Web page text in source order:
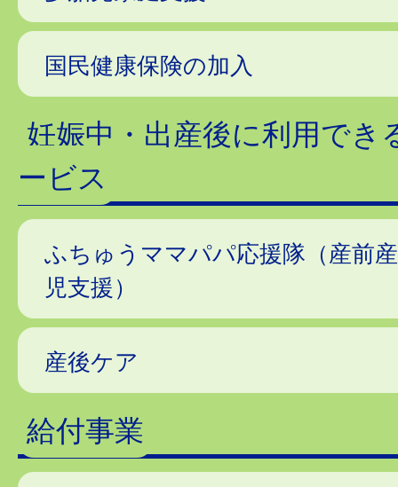
国民健康保険の加入
妊娠中・出産後に利用でき
ービス
ふちゅうママパパ応援隊（産前
児支援）
産後ケア
給付事業